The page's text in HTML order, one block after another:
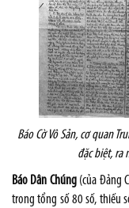
Báo Cờ Vô Sản, cơ quan
đặc biệt, ra
Báo Dân Chúng(của Đảng
trong tổng số 80 số, thiếu